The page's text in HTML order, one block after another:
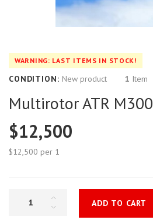
WARNING: LAST ITEMS IN STOCK!
CONDITION: New product 1 Item
Multirotor ATR M300
$12,500
$12,500 per 1
ADD TO CART